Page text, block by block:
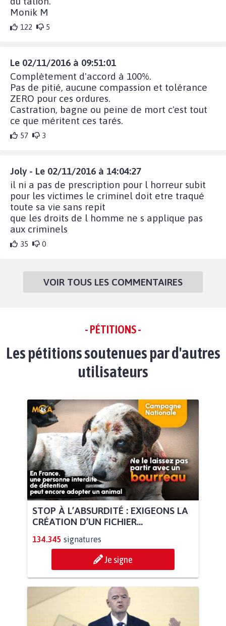
Monik M
122 5
Le 02/11/2016 à 09:51:01
Complètement d'accord à 100%.
Pas de pitié, aucune compassion et tolérance
ZERO pour ces ordures.
Castration, bagne ou peine de mort c'est tout
ce que méritent ces tarés.
57 3
Joly - Le 02/11/2016 à 14:04:27
il ni a pas de prescription pour l horreur subit
pour les victimes le criminel doit etre traqué
toute sa vie sans repit
que les droits de l homme ne s applique pas
aux criminels
35 0
VOIR TOUS LES COMMENTAIRES
- PÉTITIONS -
Les pétitions soutenues par d'autres
utilisateurs
STOP À L’ABSURDITÉ : EXIGEONS LA
CRÉATION D’UN FICHIER...
134.345 signatures
Je signe